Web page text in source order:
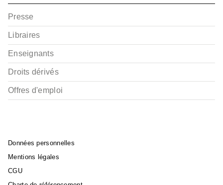
Presse
Libraires
Enseignants
Droits dérivés
Offres d'emploi
Données personnelles
Mentions légales
CGU